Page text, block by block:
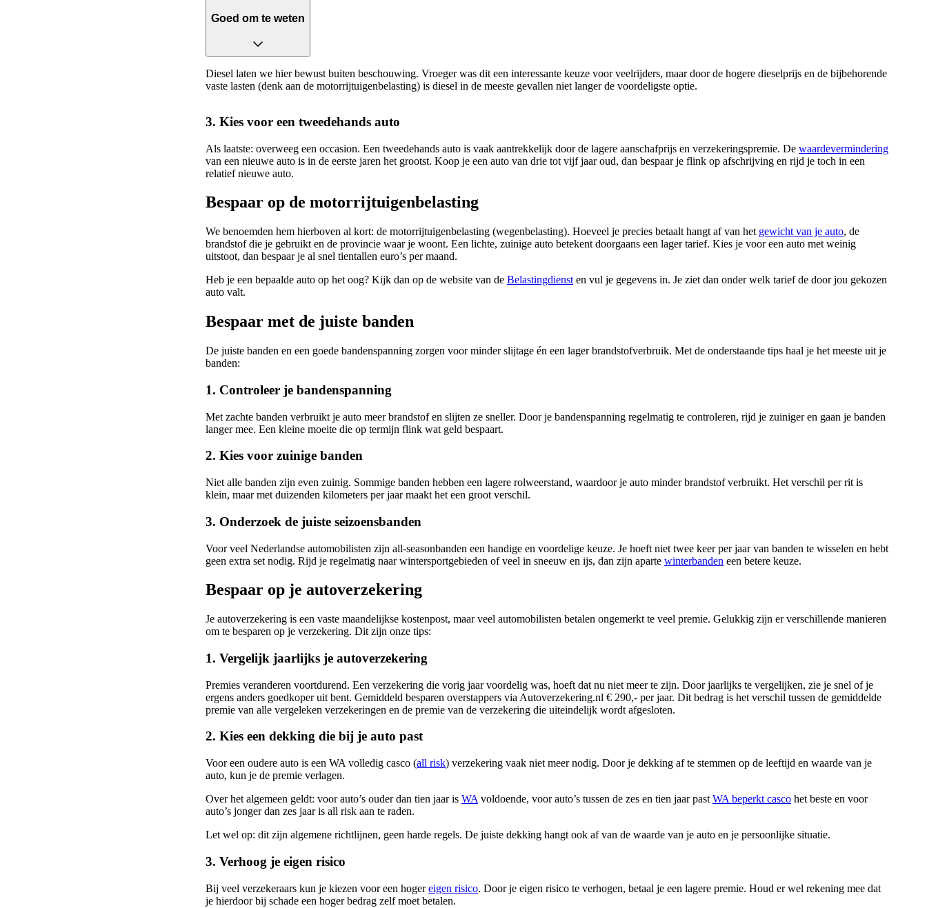
Goed om te weten
Diesel laten we hier bewust buiten beschouwing. Vroeger was dit een interessante keuze voor veelrijders, maar door de hogere dieselprijs en de bijbehorende
vaste lasten (denk aan de motorrijtuigenbelasting) is diesel in de meeste gevallen niet langer de voordeligste optie.
3. Kies voor een tweedehands auto
Als laatste: overweeg een occasion. Een tweedehands auto is vaak aantrekkelijk door de lagere aanschafprijs en verzekeringspremie. De waardevermindering
van een nieuwe auto is in de eerste jaren het grootst. Koop je een auto van drie tot vijf jaar oud, dan bespaar je flink op afschrijving en rijd je toch in een
relatief nieuwe auto.
Bespaar op de motorrijtuigenbelasting
We benoemden hem hierboven al kort: de motorrijtuigenbelasting (wegenbelasting). Hoeveel je precies betaalt hangt af van het gewicht van je auto, de
brandstof die je gebruikt en de provincie waar je woont. Een lichte, zuinige auto betekent doorgaans een lager tarief. Kies je voor een auto met weinig
uitstoot, dan bespaar je al snel tientallen euro’s per maand.
Heb je een bepaalde auto op het oog? Kijk dan op de website van de Belastingdienst en vul je gegevens in. Je ziet dan onder welk tarief de door jou gekozen
auto valt.
Bespaar met de juiste banden
De juiste banden en een goede bandenspanning zorgen voor minder slijtage én een lager brandstofverbruik. Met de onderstaande tips haal je het meeste uit je
banden:
1. Controleer je bandenspanning
Met zachte banden verbruikt je auto meer brandstof en slijten ze sneller. Door je bandenspanning regelmatig te controleren, rijd je zuiniger en gaan je banden
langer mee. Een kleine moeite die op termijn flink wat geld bespaart.
2. Kies voor zuinige banden
Niet alle banden zijn even zuinig. Sommige banden hebben een lagere rolweerstand, waardoor je auto minder brandstof verbruikt. Het verschil per rit is
klein, maar met duizenden kilometers per jaar maakt het een groot verschil.
3. Onderzoek de juiste seizoensbanden
Voor veel Nederlandse automobilisten zijn all-seasonbanden een handige en voordelige keuze. Je hoeft niet twee keer per jaar van banden te wisselen en hebt
geen extra set nodig. Rijd je regelmatig naar wintersportgebieden of veel in sneeuw en ijs, dan zijn aparte winterbanden een betere keuze.
Bespaar op je autoverzekering
Je autoverzekering is een vaste maandelijkse kostenpost, maar veel automobilisten betalen ongemerkt te veel premie. Gelukkig zijn er verschillende manieren
om te besparen op je verzekering. Dit zijn onze tips:
1. Vergelijk jaarlijks je autoverzekering
Premies veranderen voortdurend. Een verzekering die vorig jaar voordelig was, hoeft dat nu niet meer te zijn. Door jaarlijks te vergelijken, zie je snel of je
ergens anders goedkoper uit bent. Gemiddeld besparen overstappers via Autoverzekering.nl € 290,- per jaar. Dit bedrag is het verschil tussen de gemiddelde
premie van alle vergeleken verzekeringen en de premie van de verzekering die uiteindelijk wordt afgesloten.
2. Kies een dekking die bij je auto past
Voor een oudere auto is een WA volledig casco (all risk) verzekering vaak niet meer nodig. Door je dekking af te stemmen op de leeftijd en waarde van je
auto, kun je de premie verlagen.
Over het algemeen geldt: voor auto’s ouder dan tien jaar is WA voldoende, voor auto’s tussen de zes en tien jaar past WA beperkt casco het beste en voor
auto’s jonger dan zes jaar is all risk aan te raden.
Let wel op: dit zijn algemene richtlijnen, geen harde regels. De juiste dekking hangt ook af van de waarde van je auto en je persoonlijke situatie.
3. Verhoog je eigen risico
Bij veel verzekeraars kun je kiezen voor een hogereigen risico. Door je eigen risico te verhogen, betaal je een lagere premie. Houd er wel rekening mee dat
je hierdoor bij schade een hoger bedrag zelf moet betalen.